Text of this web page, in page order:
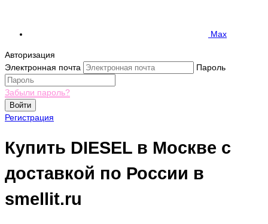
Max
Авторизация
Электронная почта
Пароль
Забыли пароль?
Войти
Регистрация
Купить DIESEL в Москве с
доставкой по России в
smellit.ru